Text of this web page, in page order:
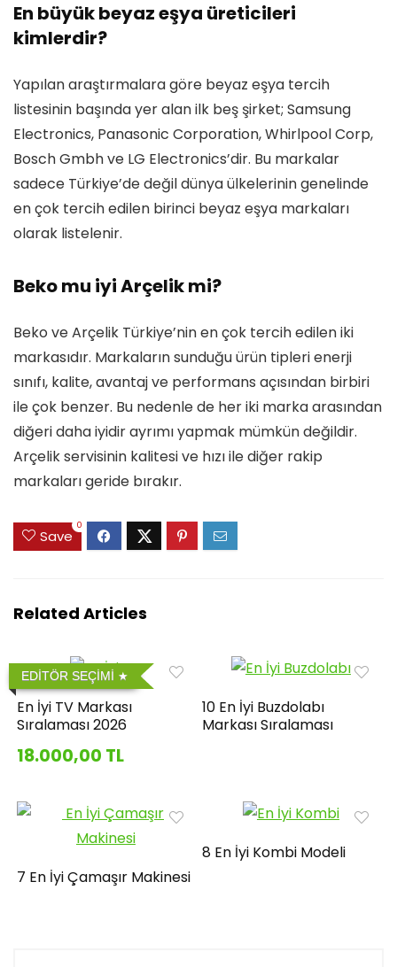
En büyük beyaz eşya üreticileri
kimlerdir?
Yapılan araştırmalara göre beyaz eşya tercih
listesinin başında yer alan ilk beş şirket; Samsung
Electronics, Panasonic Corporation, Whirlpool Corp,
Bosch Gmbh ve LG Electronics’dir. Bu markalar
sadece Türkiye’de değil dünya ülkelerinin genelinde
en çok tercih edilen birinci beyaz eşya markaları
olarak listelenir.
Beko mu iyi Arçelik mi?
Beko ve Arçelik Türkiye’nin en çok tercih edilen iki
markasıdır. Markaların sunduğu ürün tipleri enerji
sınıfı, kalite, avantaj ve performans açısından birbiri
ile çok benzer. Bu nedenle de her iki marka arasından
diğeri daha iyidir ayrımı yapmak mümkün değildir.
Arçelik servisinin kalitesi ve hızı ile diğer rakip
markaları geride bırakır.
Save
0
Related Articles
EDİTÖR SEÇİMİ
En İyi TV Markası
Sıralaması 2026
18.000,00 TL
10 En İyi Buzdolabı
Markası Sıralaması
7 En İyi Çamaşır Makinesi
8 En İyi Kombi Modeli